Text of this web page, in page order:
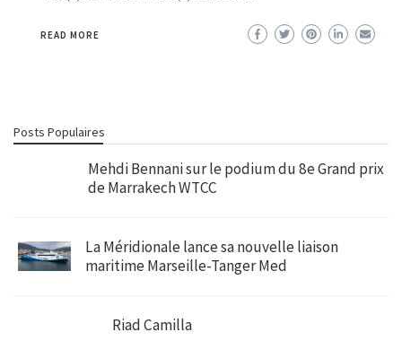
READ MORE
Posts Populaires
Mehdi Bennani sur le podium du 8e Grand prix
de Marrakech WTCC
La Méridionale lance sa nouvelle liaison
maritime Marseille-Tanger Med
Riad Camilla